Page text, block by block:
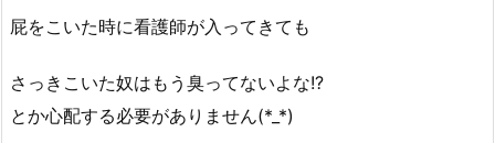
屁をこいた時に看護師が入ってきても
さっきこいた奴はもう臭ってないよな!?
とか心配する必要がありません(*_*)